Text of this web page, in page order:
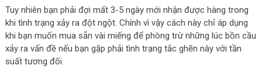
Tuy nhiên bạn phải đợi mất 3-5 ngày mới nhận được hàng trong
khi tình trạng xảy ra đột ngột. Chính vì vậy cách này chỉ áp dụng
khi bạn muốn mua sẵn vài miếng để phòng trừ những lúc bồn cầu
xảy ra vấn đề nếu bạn gặp phải tình trạng tắc ghẽn này với tần
suất tương đối.